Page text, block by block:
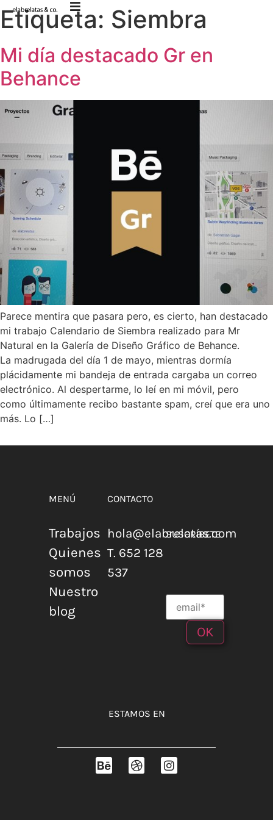
Etiqueta: Siembra
Mi día destacado Gr en
Behance
Parece mentira que pasara pero, es cierto, han destacado
mi trabajo Calendario de Siembra realizado para Mr
Natural en la Galería de Diseño Gráfico de Behance.
La madrugada del día 1 de mayo, mientras dormía
plácidamente mi bandeja de entrada cargaba un correo
electrónico. Al despertarme, lo leí en mi móvil, pero
como últimamente recibo bastante spam, creí que era uno
más. Lo […]
MENÚ
Trabajos
Quienes
somos
Nuestro
blog
CONTACTO
hola@elabrelatas.com
T. 652 128
537
SUSCRÍBETE
ESTAMOS EN